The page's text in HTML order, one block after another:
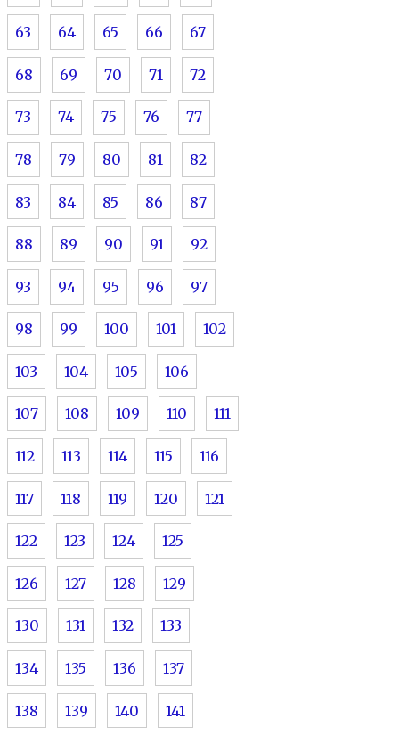
63 64 65 66 67
68 69 70 71 72
73 74 75 76 77
78 79 80 81 82
83 84 85 86 87
88 89 90 91 92
93 94 95 96 97
98 99 100 101 102
103 104 105 106
107 108 109 110 111
112 113 114 115 116
117 118 119 120 121
122 123 124 125
126 127 128 129
130 131 132 133
134 135 136 137
138 139 140 141